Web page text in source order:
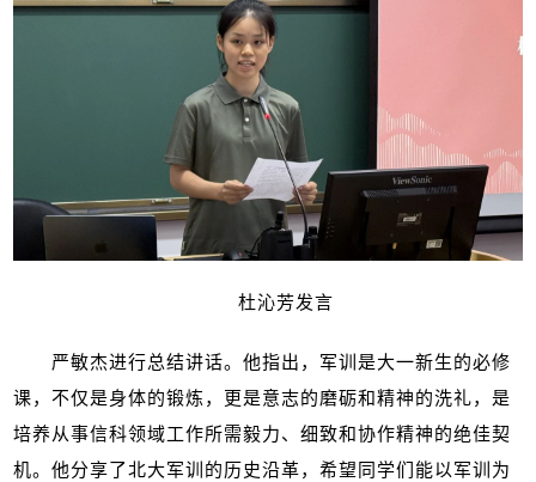
杜沁芳发言
严敏杰进行总结讲话。他指出，军训是大一新生的必修
课，不仅是身体的锻炼，更是意志的磨砺和精神的洗礼，是
培养从事信科领域工作所需毅力、细致和协作精神的绝佳契
机。他分享了北大军训的历史沿革，希望同学们能以军训为